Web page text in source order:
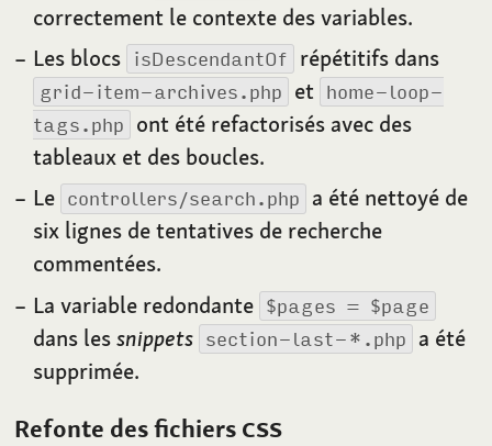
correctement le contexte des variables.
Les blocs isDescendantOf répétitifs dans
grid-item-archives.php et home-loop-
tags.php ont été refactorisés avec des
tableaux et des boucles.
Le controllers/search.php a été nettoyé de
six lignes de tentatives de recherche
commentées.
La variable redondante $pages = $page
dans lessnippets section-last-*.php a été
supprimée.
Refonte des fichiers CSS